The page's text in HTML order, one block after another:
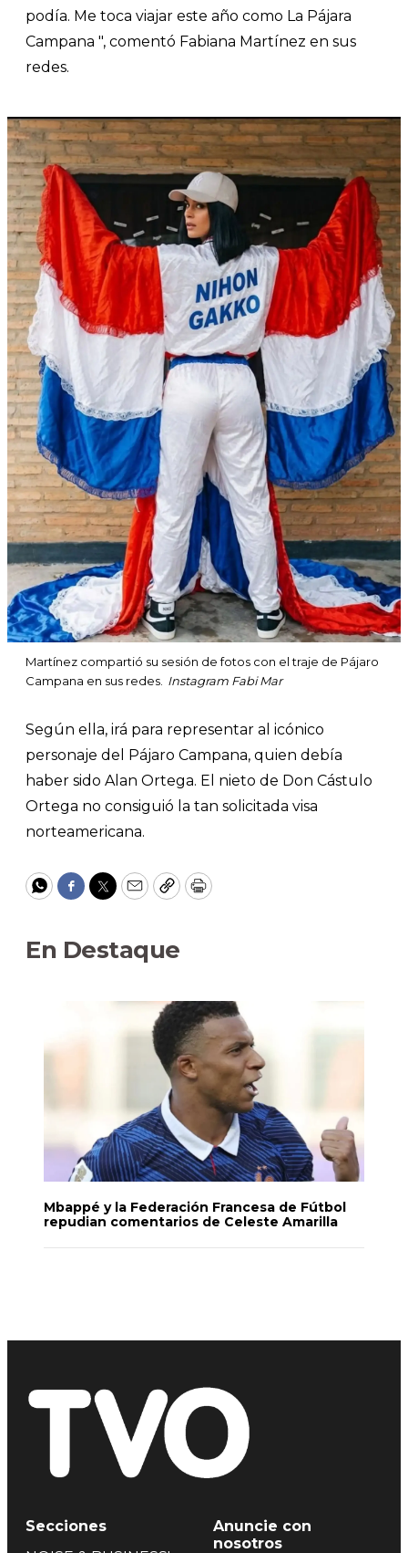
podía. Me toca viajar este año como La Pájara
Campana ", comentó Fabiana Martínez en sus
redes.
Martínez compartió su sesión de fotos con el traje de Pájaro
Campana en sus redes. Instagram Fabi Mar
Según ella, irá para representar al icónico
personaje del Pájaro Campana, quien debía
haber sido Alan Ortega. El nieto de Don Cástulo
Ortega no consiguió la tan solicitada visa
norteamericana.
WhatsApp
Facebook
Twitter
EmailCopyPrint
En Destaque
Mbappé y la Federación Francesa de Fútbol
repudian comentarios de Celeste Amarilla
Secciones
Anuncie con
nosotros